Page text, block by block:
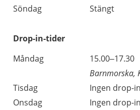
Söndag
Stängt
Drop-in-tider
Måndag
15.00–17.30
Barnmorska,
Tisdag
Ingen drop-in
Onsdag
Ingen drop-in